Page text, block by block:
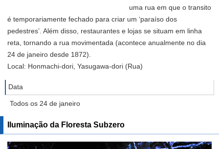
uma rua em que o transito
é temporariamente fechado para criar um ‘paraíso dos
pedestres’. Além disso, restaurantes e lojas se situam em linha
reta, tornando a rua movimentada (acontece anualmente no dia
24 de janeiro desde 1872).
Local: Honmachi-dori, Yasugawa-dori (Rua)
Data
Todos os 24 de janeiro
Iluminação da Floresta Subzero